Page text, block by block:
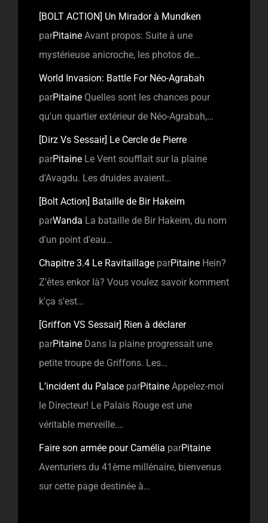
[BOLT ACTION] Un Mirador à Mundken
parPitaine Avant propos: Suite à une
mystérieuse anicroche, les photos de…
World Invasion: Battle For Néo-Agrabah
parPitaine Quelles sont les chances pour
qu'un quartier extérieur de Néo-Agrabah,…
[Dirz Vs Sessair] Le Cercle de Pierre
parPitaine Le Vent soufflait sur la plaine
d'Avagdu. Les druides avaient…
[Bolt Action] Bataille de Bir Hakeim
parWanda La bataille de Bir Hakeim, du nom
d'un point d'eau…
Chapitre 3.4 Le Ravitaillage parPitaine Hein?
Z'êtes enkor là? Vous voulez savoir komment
k'ça s'est…
[Griffon VS Sessair] Rien à déclarer
parPitaine Dans la plaine progressait une
petite troupe de Griffons. Les…
L’incident du Palace parPitaine Appelez-moi
le Directeur! Le Palais Rouge est une
véritable merveille.…
Faire son armée pour Camélia parPitaine
Aventuriers du 41ème millénaire, bienvenus
sur cette page destinée à…